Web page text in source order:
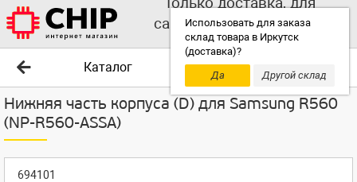
Использовать для заказа
склад товара в Иркутск
(доставка)?
Да
Другой склад
самовывоза выбирайте
другой склад!
Каталог
Нижняя часть корпуса (D) для Samsung R560
(NP-R560-ASSA)
694101